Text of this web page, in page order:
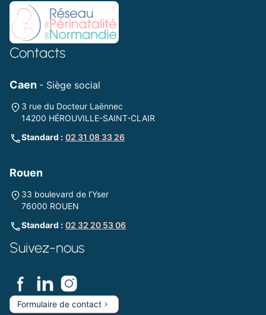
Contacts
Caen - Siège social
3 rue du Docteur Laënnec
14200 HÉROUVILLE-SAINT-CLAIR
Standard : 02 31 08 33 26
Rouen
33 boulevard de l’Yser
76000 ROUEN
Standard : 02 32 20 53 06
Suivez-nous
Formulaire de contact